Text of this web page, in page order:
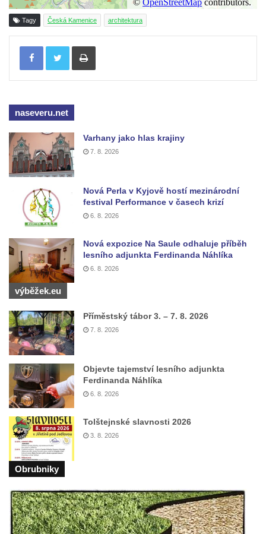
Tagy Česká Kamenice architektura
Tisknout
naseveru.net
Varhany jako hlas krajiny
7. 8. 2026
Nová Perla v Kyjově hostí mezinárodní
festival Performance v časech krizí
6. 8. 2026
Nová expozice Na Saule odhaluje příběh
lesního adjunkta Ferdinanda Náhlíka
6. 8. 2026
výběžek.eu
Příměstský tábor 3. – 7. 8. 2026
7. 8. 2026
Objevte tajemství lesního adjunkta
Ferdinanda Náhlíka
6. 8. 2026
Tolštejnské slavnosti 2026
3. 8. 2026
Obrubniky